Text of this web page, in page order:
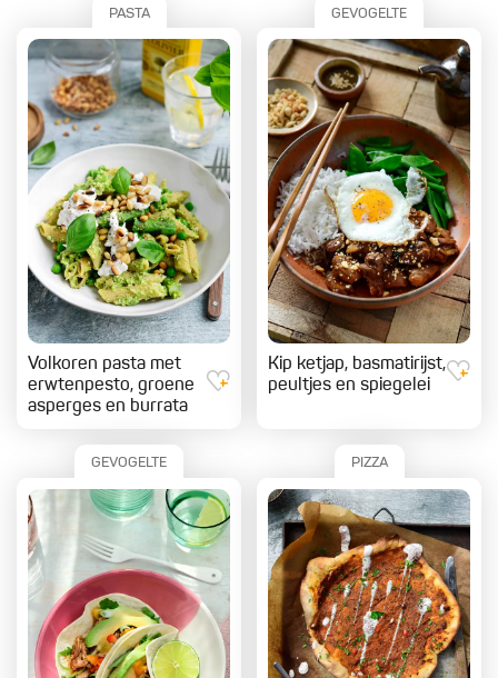
PASTA
Volkoren pasta met
erwtenpesto, groene
asperges en burrata
GEVOGELTE
Kip ketjap, basmatirijst,
peultjes en spiegelei
GEVOGELTE PIZZA